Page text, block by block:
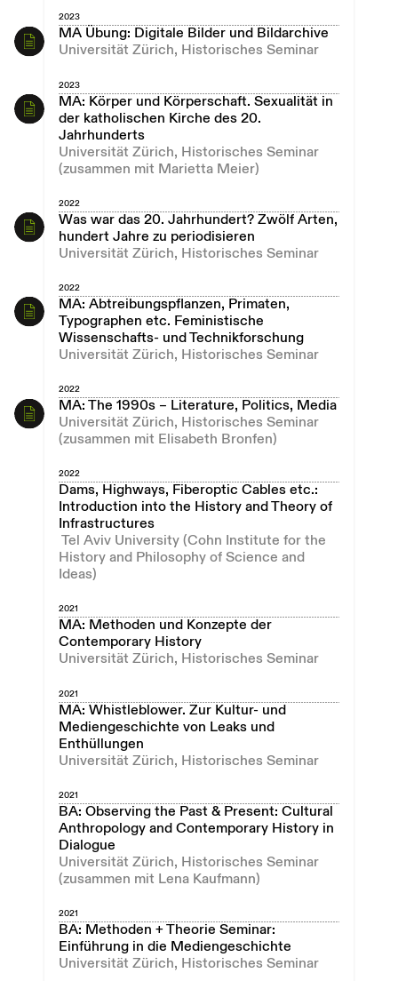
2023
MA Übung: Digitale Bilder und Bildarchive
Universität Zürich, Historisches Seminar
2023
MA: Körper und Körperschaft. Sexualität in
der katholischen Kirche des 20.
Jahrhunderts
Universität Zürich, Historisches Seminar
(zusammen mit Marietta Meier)
2022
Was war das 20. Jahrhundert? Zwölf Arten,
hundert Jahre zu periodisieren
Universität Zürich, Historisches Seminar
2022
MA: Abtreibungspflanzen, Primaten,
Typographen etc. Feministische
Wissenschafts- und Technikforschung
Universität Zürich, Historisches Seminar
2022
MA: The 1990s – Literature, Politics, Media
Universität Zürich, Historisches Seminar
(zusammen mit Elisabeth Bronfen)
2022
Dams, Highways, Fiberoptic Cables etc.:
Introduction into the History and Theory of
Infrastructures
Tel Aviv University (Cohn Institute for the
History and Philosophy of Science and
Ideas)
2021
MA: Methoden und Konzepte der
Contemporary History
Universität Zürich, Historisches Seminar
2021
MA: Whistleblower. Zur Kultur- und
Mediengeschichte von Leaks und
Enthüllungen
Universität Zürich, Historisches Seminar
2021
BA: Observing the Past & Present: Cultural
Anthropology and Contemporary History in
Dialogue
Universität Zürich, Historisches Seminar
(zusammen mit Lena Kaufmann)
2021
BA: Methoden + Theorie Seminar:
Einführung in die Mediengeschichte
Universität Zürich, Historisches Seminar